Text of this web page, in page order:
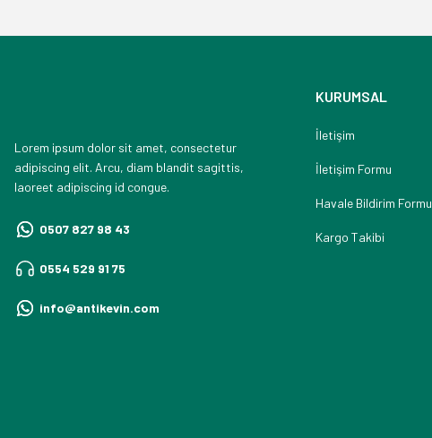
Lorem ipsum dolor sit amet, consectetur
adipiscing elit. Arcu, diam blandit sagittis,
laoreet adipiscing id congue.
0507 827 98 43
0554 529 91 75
info@antikevin.com
KURUMSAL
İletişim
İletişim Formu
Havale Bildirim Formu
Kargo Takibi